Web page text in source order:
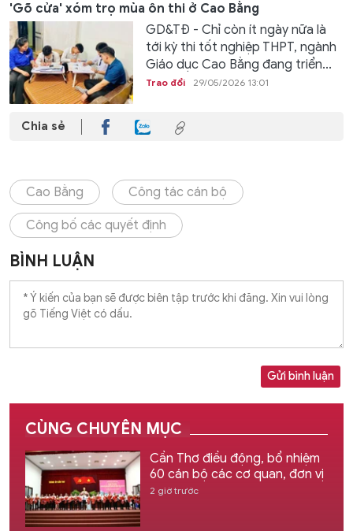
'Gõ cửa' xóm trọ mùa ôn thi ở Cao Bằng
GD&TĐ - Chỉ còn ít ngày nữa là
tới kỳ thi tốt nghiệp THPT, ngành
Giáo dục Cao Bằng đang triển...
Trao đổi 29/05/2026 13:01
Chia sẻ
Cao Bằng Công tác cán bộ
Công bố các quyết định
BÌNH LUẬN
Gửi bình luận
CÙNG CHUYÊN MỤC
Cần Thơ điều động, bổ nhiệm
60 cán bộ các cơ quan, đơn vị
2 giờ trước